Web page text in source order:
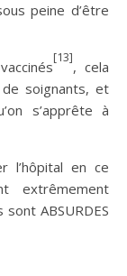
peine d’être
[13]
, cela
soignants, et
s’apprête à
l’hôpital en ce
extrêmement
ABSURDES